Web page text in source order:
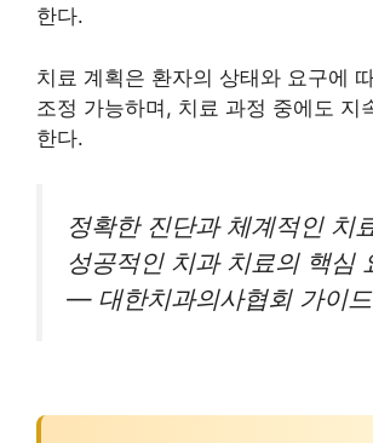
한다.
치료 계획은 환자의 상태와 요구에
조정 가능하며, 치료 과정 중에도 지
한다.
정확한 진단과 체계적인 치
성공적인 치과 치료의 핵심
— 대한치과의사협회 가이